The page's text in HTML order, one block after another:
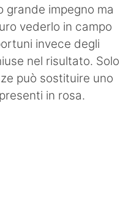
grande impegno ma
vederlo in campo
invece degli
nel risultato. Solo
può sostituire uno
in rosa.